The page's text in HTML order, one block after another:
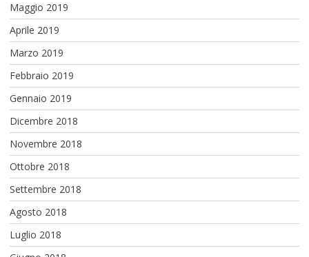
Maggio 2019
Aprile 2019
Marzo 2019
Febbraio 2019
Gennaio 2019
Dicembre 2018
Novembre 2018
Ottobre 2018
Settembre 2018
Agosto 2018
Luglio 2018